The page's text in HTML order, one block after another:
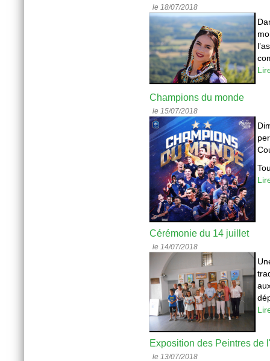
le 18/07/2018
Champions du monde
le 15/07/2018
Cérémonie du 14 juillet
le 14/07/2018
Exposition des Peintres de
le 13/07/2018